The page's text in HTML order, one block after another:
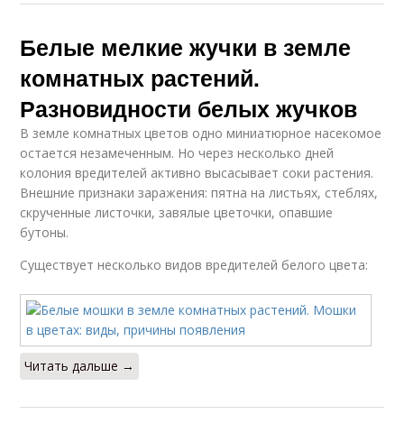
Белые мелкие жучки в земле
комнатных растений.
Разновидности белых жучков
В земле комнатных цветов одно миниатюрное насекомое
остается незамеченным. Но через несколько дней
колония вредителей активно высасывает соки растения.
Внешние признаки заражения: пятна на листьях, стеблях,
скрученные листочки, завялые цветочки, опавшие
бутоны.
Существует несколько видов вредителей белого цвета:
Читать дальше →